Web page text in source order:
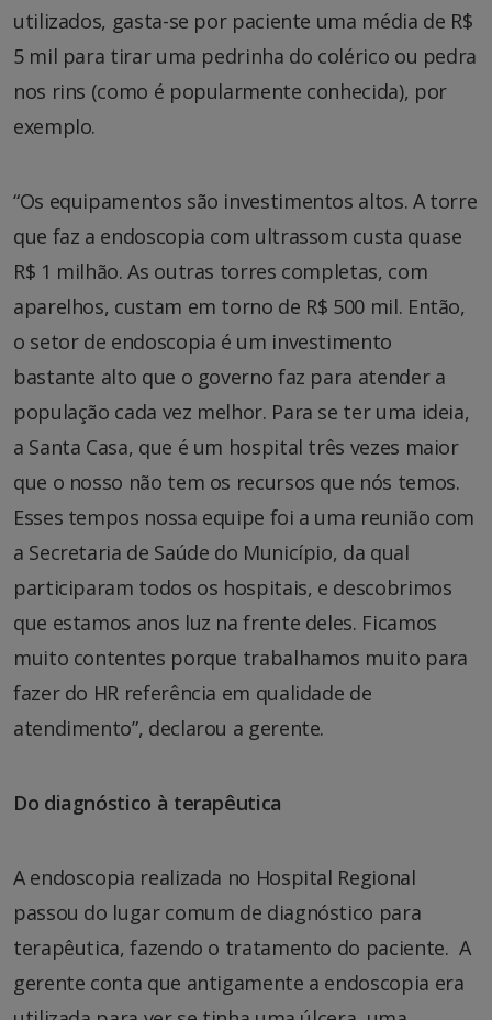
utilizados, gasta-se por paciente uma média de R$
5 mil para tirar uma pedrinha do colérico ou pedra
nos rins (como é popularmente conhecida), por
exemplo.
“Os equipamentos são investimentos altos. A torre
que faz a endoscopia com ultrassom custa quase
R$ 1 milhão. As outras torres completas, com
aparelhos, custam em torno de R$ 500 mil. Então,
o setor de endoscopia é um investimento
bastante alto que o governo faz para atender a
população cada vez melhor. Para se ter uma ideia,
a Santa Casa, que é um hospital três vezes maior
que o nosso não tem os recursos que nós temos.
Esses tempos nossa equipe foi a uma reunião com
a Secretaria de Saúde do Município, da qual
participaram todos os hospitais, e descobrimos
que estamos anos luz na frente deles. Ficamos
muito contentes porque trabalhamos muito para
fazer do HR referência em qualidade de
atendimento”, declarou a gerente.
Do diagnóstico à terapêutica
A endoscopia realizada no Hospital Regional
passou do lugar comum de diagnóstico para
terapêutica, fazendo o tratamento do paciente. A
gerente conta que antigamente a endoscopia era